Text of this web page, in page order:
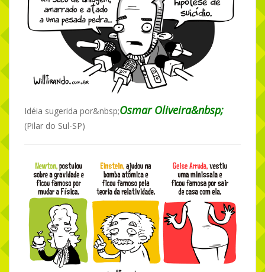
Idéia sugerida por&nbsp;Osmar Oliveira&nbsp;
(Pilar do Sul-SP)